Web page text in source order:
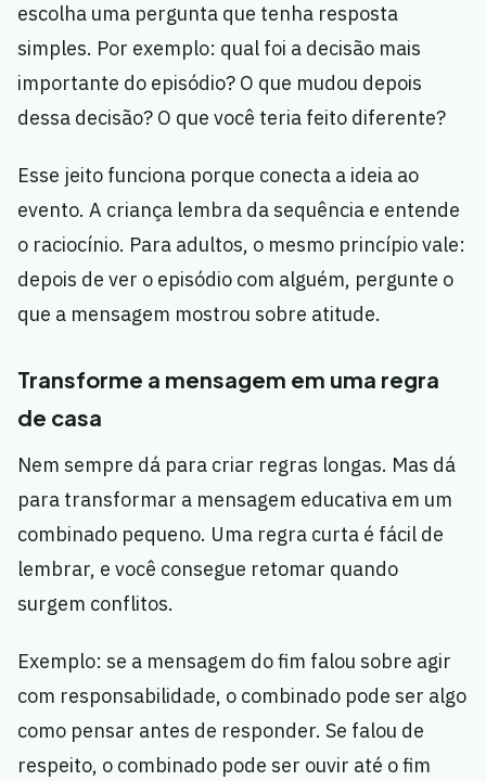
escolha uma pergunta que tenha resposta
simples. Por exemplo: qual foi a decisão mais
importante do episódio? O que mudou depois
dessa decisão? O que você teria feito diferente?
Esse jeito funciona porque conecta a ideia ao
evento. A criança lembra da sequência e entende
o raciocínio. Para adultos, o mesmo princípio vale:
depois de ver o episódio com alguém, pergunte o
que a mensagem mostrou sobre atitude.
Transforme a mensagem em uma regra
de casa
Nem sempre dá para criar regras longas. Mas dá
para transformar a mensagem educativa em um
combinado pequeno. Uma regra curta é fácil de
lembrar, e você consegue retomar quando
surgem conflitos.
Exemplo: se a mensagem do fim falou sobre agir
com responsabilidade, o combinado pode ser algo
como pensar antes de responder. Se falou de
respeito, o combinado pode ser ouvir até o fim